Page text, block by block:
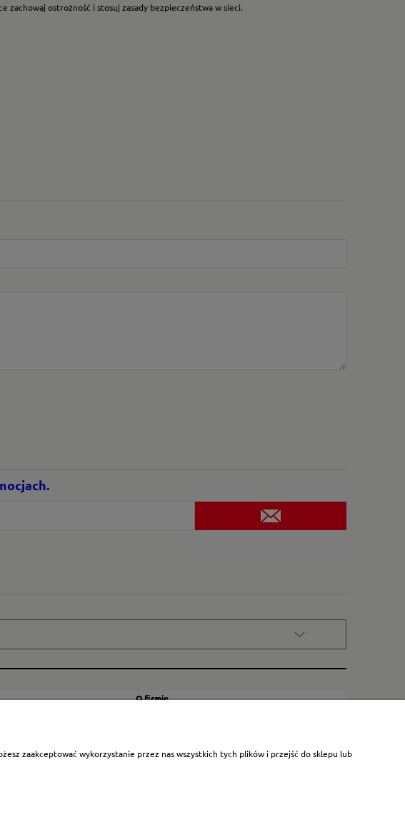
zachowaj ostrożność i stosuj zasady bezpieczeństwa w sieci.
O firmie
Blog
zaakceptować wykorzystanie przez nas wszystkich tych plików i przejść do sklepu lub